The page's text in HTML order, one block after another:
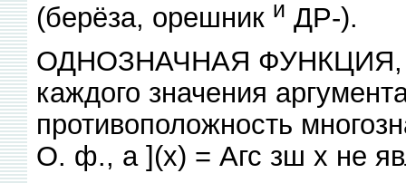
(берёза, орешник и ДР-).
ОДНОЗНАЧНАЯ ФУНКЦИЯ,
каждого значения
противоположность
О. ф., а ](х) = Агс зш х не